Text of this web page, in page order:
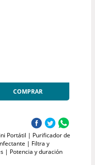
COMPRAR
Portátil | Purificador de
| Filtra y
| Potencia y duración